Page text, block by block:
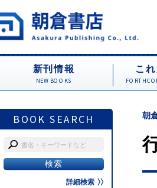
新刊情報
NEW BOOKS
こ
BOOK SEARCH
詳細検索
朝